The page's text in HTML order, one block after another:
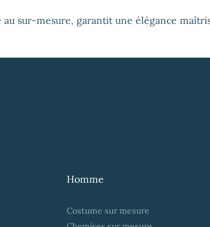
au sur-mesure, garantit une élégance
Homme
Costume sur mesure